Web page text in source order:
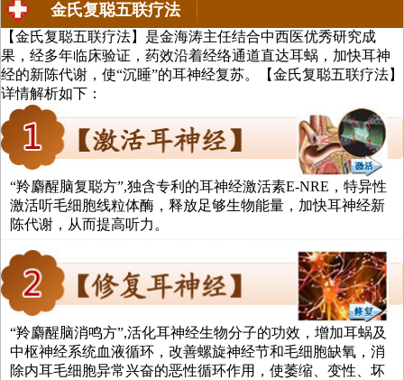
法
金氏复聪五联疗法
中医治疗耳聋、耳鸣、中耳炎、脑鸣
【金氏复聪五联疗法】是金海涛主任结合中西医优秀研究成
果，经多年临床验证，药效沿着经络通道直达耳蜗，加快耳神
经的新陈代谢，使“沉睡”的耳神经复苏。【金氏复聪五联疗法】
详情解析如下：
“羚麝醒脑复聪方”,独含专利的耳神经激活素E-NRE，特异性
激活听毛细胞线粒体酶，释放足够生物能量，加快耳神经新
陈代谢，从而提高听力。
“羚麝醒脑消鸣方”,活化耳神经生物分子的功效，增加耳蜗及
中枢神经系统血液循环，改善螺旋神经节和毛细胞缺氧，消
除内耳毛细胞异常兴奋的恶性循环作用，使萎缩、变性、坏